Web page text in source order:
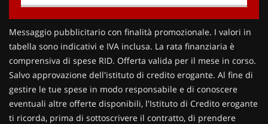
Contattaci
Messaggio pubblicitario con finalità promozionale. I valori in
tabella sono indicativi e IVA inclusa. La rata finanziaria è
comprensiva di spese RID. Offerta valida per il mese in corso.
Salvo approvazione dell'istituto di credito erogante. Al fine di
gestire le tue spese in modo responsabile e di conoscere
eventuali altre offerte disponibili, l'Istituto di Credito erogante
ti ricorda, prima di sottoscrivere il contratto, di prendere